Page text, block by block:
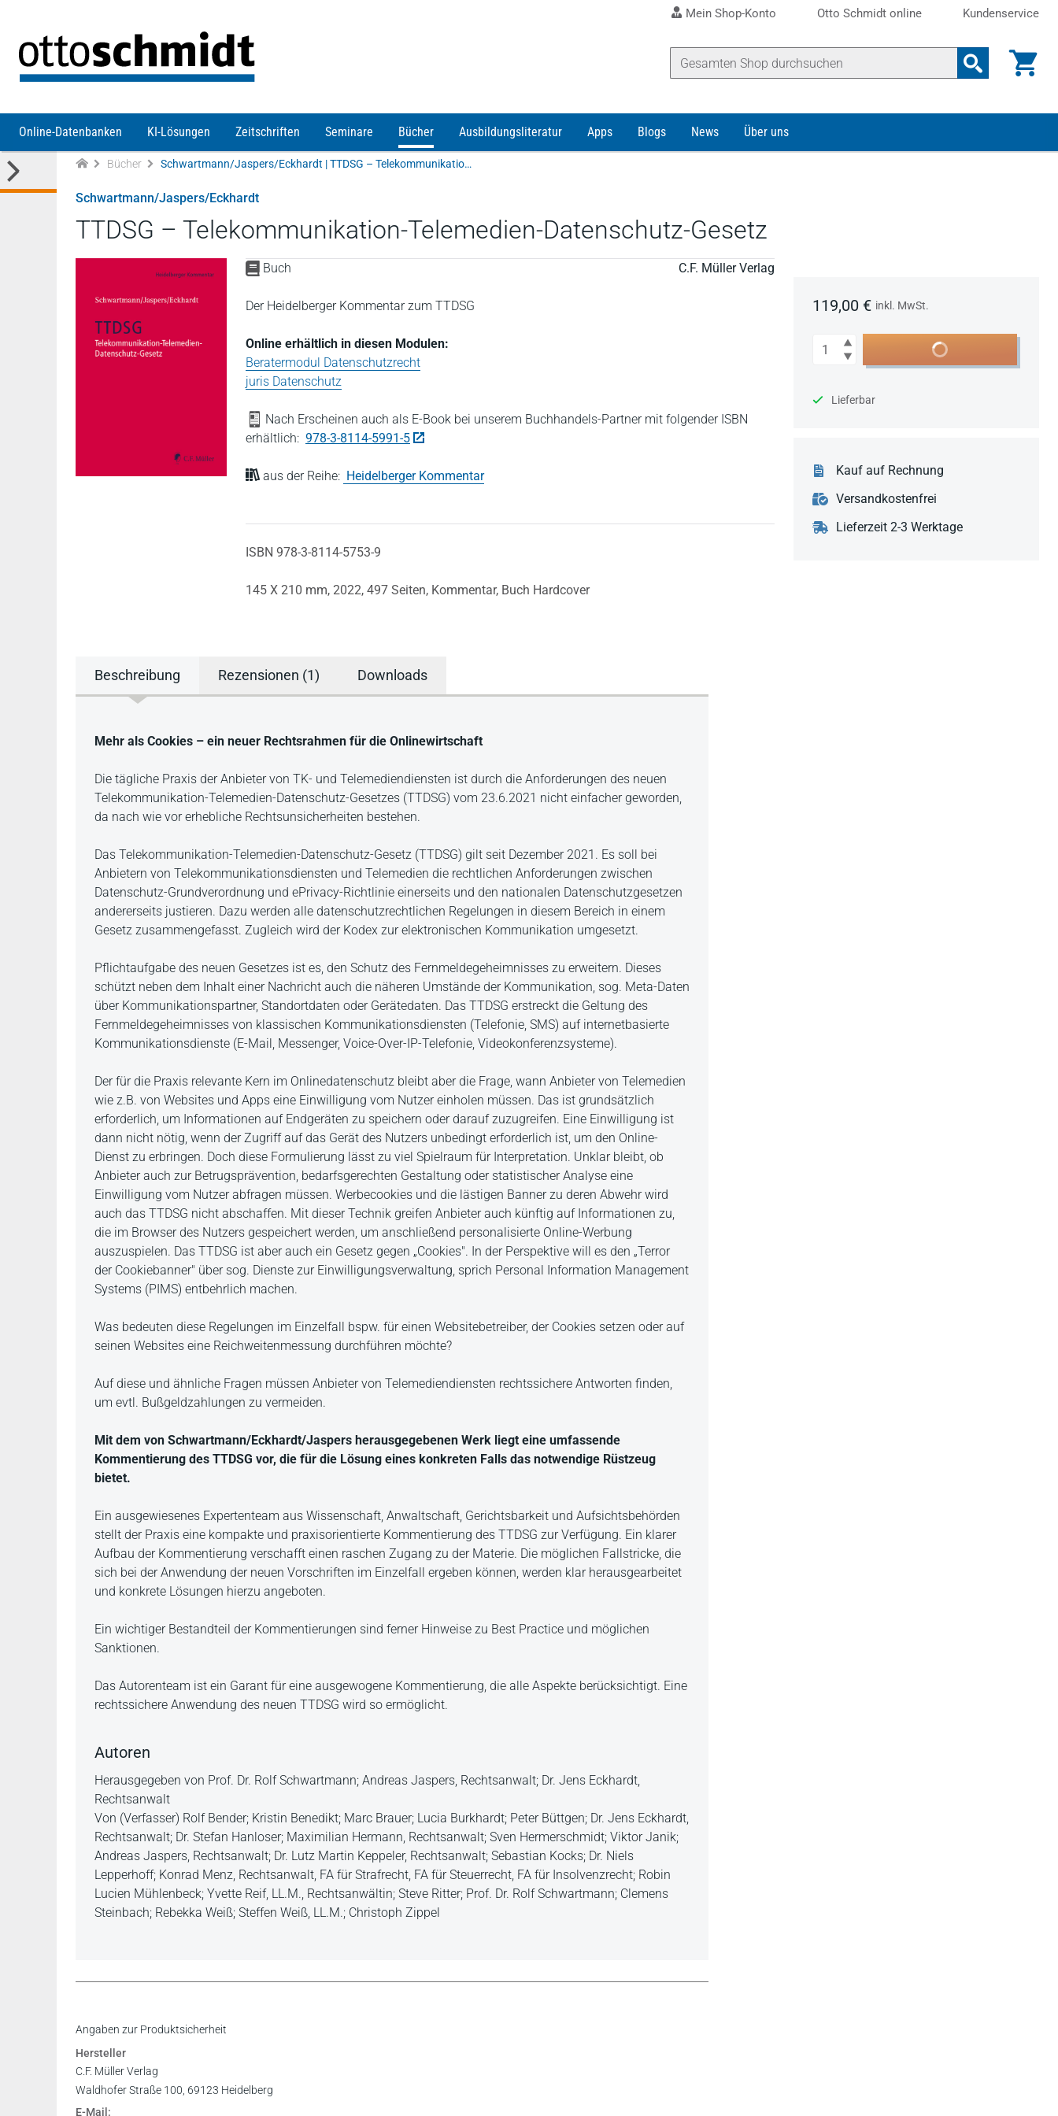
Mein Shop-Konto Otto Schmidt online Kundenservice
Online-Datenbanken KI-Lösungen Zeitschriften Seminare Bücher Ausbildungsliteratur Apps Blogs News Über uns
Bücher Schwartmann/Jaspers/Eckhardt | TTDSG – Telekommunikation-Telemedien-Datenschutz-Gesetz
Schwartmann/Jaspers/Eckhardt
TTDSG – Telekommunikation-Telemedien-Datenschutz-Gesetz
Buch C.F. Müller Verlag
Der Heidelberger Kommentar zum TTDSG
Online erhältlich in diesen Modulen:
Beratermodul Datenschutzrecht
juris Datenschutz
Nach Erscheinen auch als E-Book bei unserem Buchhandels-Partner mit folgender ISBN
erhältlich: 978-3-8114-5991-5
aus der Reihe: Heidelberger Kommentar
ISBN 978-3-8114-5753-9
145 X 210 mm, 2022, 497 Seiten, Kommentar, Buch Hardcover
119,00 € inkl. MwSt.
Anzahl In den Warenkorb
Lieferbar
Kauf auf Rechnung
Versandkostenfrei
Lieferzeit 2-3 Werktage
Beschreibung Rezensionen (1) Downloads
Beschreibung
Mehr als Cookies – ein neuer Rechtsrahmen für die Onlinewirtschaft
Die tägliche Praxis der Anbieter von TK- und Telemediendiensten ist durch die Anforderungen des neuen
Telekommunikation-Telemedien-Datenschutz-Gesetzes (TTDSG) vom 23.6.2021 nicht einfacher geworden,
da nach wie vor erhebliche Rechtsunsicherheiten bestehen.
Das Telekommunikation-Telemedien-Datenschutz-Gesetz (TTDSG) gilt seit Dezember 2021. Es soll bei
Anbietern von Telekommunikationsdiensten und Telemedien die rechtlichen Anforderungen zwischen
Datenschutz-Grundverordnung und ePrivacy-Richtlinie einerseits und den nationalen Datenschutzgesetzen
andererseits justieren. Dazu werden alle datenschutzrechtlichen Regelungen in diesem Bereich in einem
Gesetz zusammengefasst. Zugleich wird der Kodex zur elektronischen Kommunikation umgesetzt.
Pflichtaufgabe des neuen Gesetzes ist es, den Schutz des Fernmeldegeheimnisses zu erweitern. Dieses
schützt neben dem Inhalt einer Nachricht auch die näheren Umstände der Kommunikation, sog. Meta-Daten
über Kommunikationspartner, Standortdaten oder Gerätedaten. Das TTDSG erstreckt die Geltung des
Fernmeldegeheimnisses von klassischen Kommunikationsdiensten (Telefonie, SMS) auf internetbasierte
Kommunikationsdienste (E-Mail, Messenger, Voice-Over-IP-Telefonie, Videokonferenzsysteme).
Der für die Praxis relevante Kern im Onlinedatenschutz bleibt aber die Frage, wann Anbieter von Telemedien
wie z.B. von Websites und Apps eine Einwilligung vom Nutzer einholen müssen. Das ist grundsätzlich
erforderlich, um Informationen auf Endgeräten zu speichern oder darauf zuzugreifen. Eine Einwilligung ist
dann nicht nötig, wenn der Zugriff auf das Gerät des Nutzers unbedingt erforderlich ist, um den Online-
Dienst zu erbringen. Doch diese Formulierung lässt zu viel Spielraum für Interpretation. Unklar bleibt, ob
Anbieter auch zur Betrugsprävention, bedarfsgerechten Gestaltung oder statistischer Analyse eine
Einwilligung vom Nutzer abfragen müssen. Werbecookies und die lästigen Banner zu deren Abwehr wird
auch das TTDSG nicht abschaffen. Mit dieser Technik greifen Anbieter auch künftig auf Informationen zu,
die im Browser des Nutzers gespeichert werden, um anschließend personalisierte Online-Werbung
auszuspielen. Das TTDSG ist aber auch ein Gesetz gegen „Cookies". In der Perspektive will es den „Terror
der Cookiebanner" über sog. Dienste zur Einwilligungsverwaltung, sprich Personal Information Management
Systems (PIMS) entbehrlich machen.
Was bedeuten diese Regelungen im Einzelfall bspw. für einen Websitebetreiber, der Cookies setzen oder auf
seinen Websites eine Reichweitenmessung durchführen möchte?
Auf diese und ähnliche Fragen müssen Anbieter von Telemediendiensten rechtssichere Antworten finden,
um evtl. Bußgeldzahlungen zu vermeiden.
Mit dem von Schwartmann/Eckhardt/Jaspers herausgegebenen Werk liegt eine umfassende
Kommentierung des TTDSG vor, die für die Lösung eines konkreten Falls das notwendige Rüstzeug
bietet.
Ein ausgewiesenes Expertenteam aus Wissenschaft, Anwaltschaft, Gerichtsbarkeit und Aufsichtsbehörden
stellt der Praxis eine kompakte und praxisorientierte Kommentierung des TTDSG zur Verfügung. Ein klarer
Aufbau der Kommentierung verschafft einen raschen Zugang zu der Materie. Die möglichen Fallstricke, die
sich bei der Anwendung der neuen Vorschriften im Einzelfall ergeben können, werden klar herausgearbeitet
und konkrete Lösungen hierzu angeboten.
Ein wichtiger Bestandteil der Kommentierungen sind ferner Hinweise zu Best Practice und möglichen
Sanktionen.
Das Autorenteam ist ein Garant für eine ausgewogene Kommentierung, die alle Aspekte berücksichtigt. Eine
rechtssichere Anwendung des neuen TTDSG wird so ermöglicht.
Autoren
Herausgegeben von Prof. Dr. Rolf Schwartmann; Andreas Jaspers, Rechtsanwalt; Dr. Jens Eckhardt,
Rechtsanwalt
Von (Verfasser) Rolf Bender; Kristin Benedikt; Marc Brauer; Lucia Burkhardt; Peter Büttgen; Dr. Jens Eckhardt,
Rechtsanwalt; Dr. Stefan Hanloser; Maximilian Hermann, Rechtsanwalt; Sven Hermerschmidt; Viktor Janik;
Andreas Jaspers, Rechtsanwalt; Dr. Lutz Martin Keppeler, Rechtsanwalt; Sebastian Kocks; Dr. Niels
Lepperhoff; Konrad Menz, Rechtsanwalt, FA für Strafrecht, FA für Steuerrecht, FA für Insolvenzrecht; Robin
Lucien Mühlenbeck; Yvette Reif, LL.M., Rechtsanwältin; Steve Ritter; Prof. Dr. Rolf Schwartmann; Clemens
Steinbach; Rebekka Weiß; Steffen Weiß, LL.M.; Christoph Zippel
... handelt es sich um einen Kommentar, der nicht nur umfassend den aktuellen Sachstand beschreibt,
sondern sicher auch durch die Gerichte für die noch zu konkretisierende Rechtsprechung zum TTDSG
herangezogen werden wird.
Markus Steinkamp in: BvD-NEWS 2/2022
Inhaltsverzeichnis
Vorwort
Register
Angaben zur Produktsicherheit
Hersteller
C.F. Müller Verlag
Waldhofer Straße 100, 69123 Heidelberg
E-Mail: